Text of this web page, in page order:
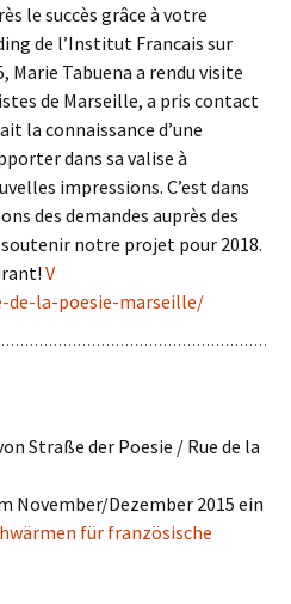
le succès grâce à votre
de l’Institut Francais sur
Marie Tabuena a rendu visite
de Marseille, a pris contact
la connaissance d’une
dans sa valise à
impressions. C’est dans
des demandes auprès des
notre projet pour 2018.
V
de-la-poesie-marseille/
Straße der Poesie / Rue de la
November/Dezember 2015 ein
für französische